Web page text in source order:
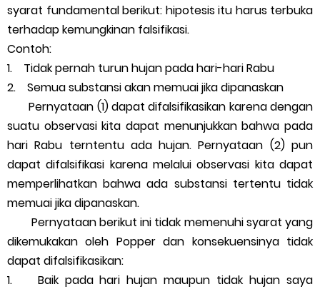
syarat fundamental berikut: hipotesis itu harus terbuka
terhadap kemungkinan falsifikasi.
Contoh:
1. Tidak pernah turun hujan pada hari-hari Rabu
2. Semua substansi akan memuai jika dipanaskan
Pernyataan (1) dapat difalsifikasikan karena dengan
suatu observasi kita dapat menunjukkan bahwa pada
hari Rabu terntentu ada hujan. Pernyataan (2) pun
dapat difalsifikasi karena melalui observasi kita dapat
memperlihatkan bahwa ada substansi tertentu tidak
memuai jika dipanaskan.
Pernyataan berikut ini tidak memenuhi syarat yang
dikemukakan oleh Popper dan konsekuensinya tidak
dapat difalsifikasikan:
1. Baik pada hari hujan maupun tidak hujan saya